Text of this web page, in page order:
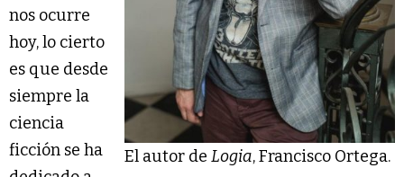
El autor de Logia, Francisco Ortega.
nos ocurre
hoy, lo cierto
es que desde
siempre la
ciencia
ficción se ha